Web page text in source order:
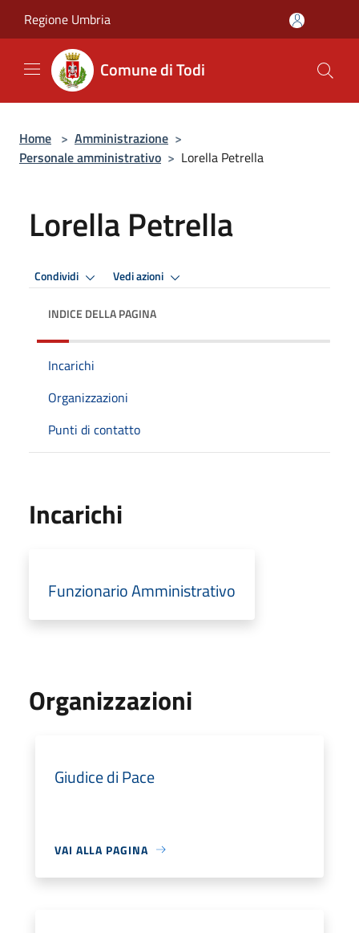
Regione Umbria
Comune di Todi
Home > Amministrazione >
Personale amministrativo > Lorella Petrella
Lorella Petrella
Condividi Vedi azioni
INDICE DELLA PAGINA
Incarichi
Organizzazioni
Punti di contatto
Incarichi
Funzionario Amministrativo
Organizzazioni
Giudice di Pace
VAI ALLA PAGINA